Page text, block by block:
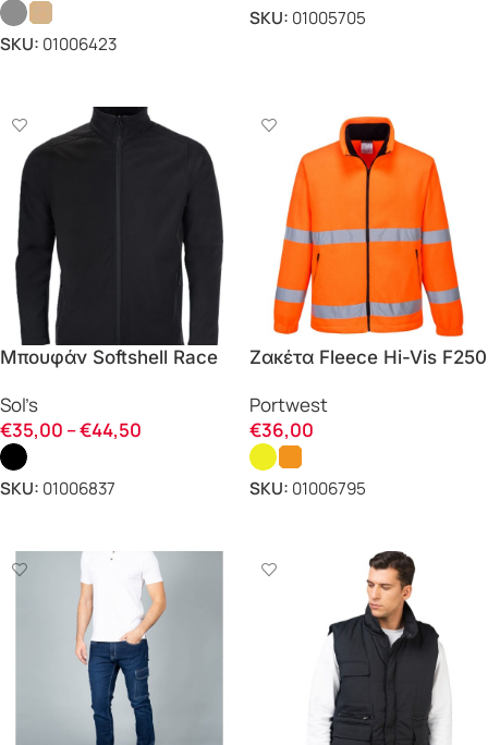
SKU: 01006423
SKU: 01005705
Μπουφάν Softshell Race
Sol’s
€35,00 –€44,50
SKU: 01006837
Ζακέτα Fleece Hi-Vis F250
Portwest
€36,00
SKU: 01006795